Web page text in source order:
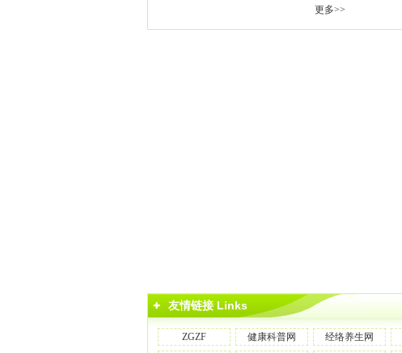
更多>>
友情链接 Links
ZGZF 健康科普网 经络养生网